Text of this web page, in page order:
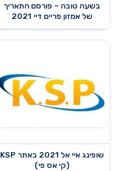
בשעה טובה – פורסם התאריך
של אמזון פריים דיי 2021
שופינג איי אל 2021 באתר KSP
(קי אס פי)